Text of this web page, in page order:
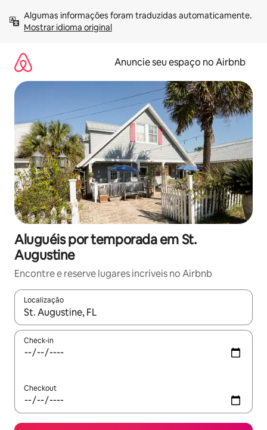
para
Mostrar idioma original
Anuncie seu espaço no Airbnb
Aluguéis por temporada em St.
Augustine
Encontre e reserve lugares incríveis no Airbnb
Localização
Quando os resultados estiverem disponíveis, explore-os
Check-in
Checkout